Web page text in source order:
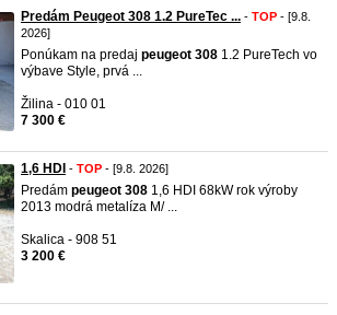
Predám Peugeot 308 1.2 PureTec ... - TOP - [9.8.
2026]
Ponúkam na predaj peugeot 308 1.2 PureTech vo
výbave Style, prvá ...
Žilina - 010 01
7 300 €
1,6 HDI - TOP - [9.8. 2026]
Predám peugeot 308 1,6 HDI 68kW rok výroby
2013 modrá metalíza M/ ...
Skalica - 908 51
3 200 €